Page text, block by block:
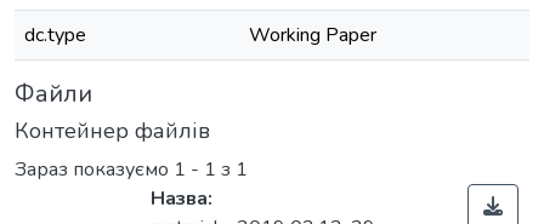
dc.type
Working Paper
Файли
Контейнер файлів
Зараз показуємо 1 - 1 з 1
Назва: